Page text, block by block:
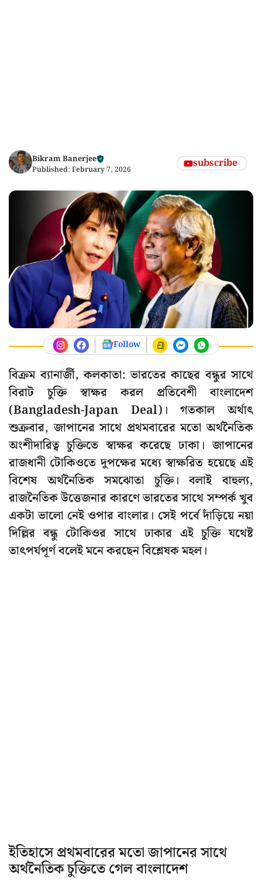
Bikram Banerjee
Published: February 7, 2026 subscribe
Follow
বিক্রম ব্যানার্জী, কলকাতা: ভারতের কাছের বন্ধুর সাথে
বিরাট চুক্তি স্বাক্ষর করল প্রতিবেশী বাংলাদেশ
(Bangladesh-Japan Deal)। গতকাল অর্থাৎ
শুক্রবার, জাপানের সাথে প্রথমবারের মতো অর্থনৈতিক
অংশীদারিত্ব চুক্তিতে স্বাক্ষর করেছে ঢাকা। জাপানের
রাজধানী টোকিওতে দুপক্ষের মধ্যে স্বাক্ষরিত হয়েছে এই
বিশেষ অর্থনৈতিক সমঝোতা চুক্তি। বলাই বাহুল্য,
রাজনৈতিক উত্তেজনার কারণে ভারতের সাথে সম্পর্ক খুব
একটা ভালো নেই ওপার বাংলার। সেই পর্বে দাঁড়িয়ে নয়া
দিল্লির বন্ধু টোকিওর সাথে ঢাকার এই চুক্তি যথেষ্ট
তাৎপর্যপূর্ণ বলেই মনে করছেন বিশ্লেষক মহল।
ইতিহাসে প্রথমবারের মতো জাপানের সাথে
অর্থনৈতিক চুক্তিতে গেল বাংলাদেশ